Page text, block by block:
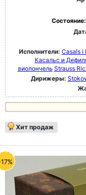
Состояние:
Исполнители: Casals i
Касальс и
виолончель Strauss
Дирижеры:
Хит продаж